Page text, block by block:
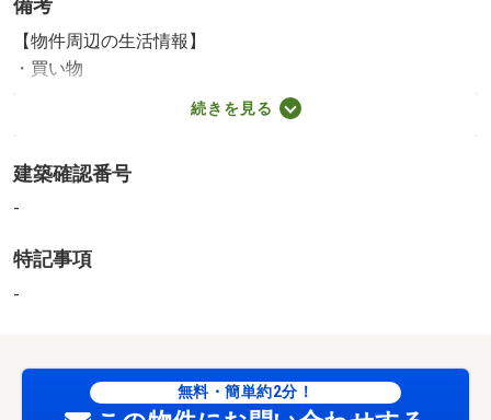
備考
【物件周辺の生活情報】
・買い物
スーパー（400m）、コンビニ（450m）、ドラッグストア
公園（850m）、銀行（650m）
■売主は司法書士は規定とさせて頂きます。■エアコンは３
況賃貸中のため、安定した賃料収入が見込めます。（現在
事項備考】専用バス・専用トイレ・全居室収納
続きを見る
建築確認番号
-
特記事項
-
無料・簡単約2分！